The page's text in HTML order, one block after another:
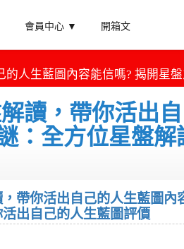
會員中心 ▼ 開箱文
人生藍圖內容能信嗎? 揭開星
讀，帶你活出
：全方位星盤
帶你活出自己的人生藍圖內
出自己的人生藍圖評價